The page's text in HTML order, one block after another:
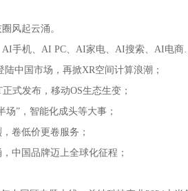
风起云涌。
AI手机、AI PC、AI家电、AI搜索、AI电
陆中国市场，再掀XR空间计算浪潮；
式发布，移动OS生态生变；
场”，智能化成头等大事；
卷低价更卷服务；
中国品牌迈上全球化征程；